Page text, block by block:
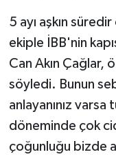
5 ayı aşkın
ekiple İBB'nin
Can Akın Çağlar,
söyledi. Bunun
anlayanınız
döneminde çok
çoğunluğu bizde